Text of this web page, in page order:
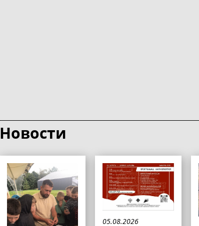
Новости
05.08.2026